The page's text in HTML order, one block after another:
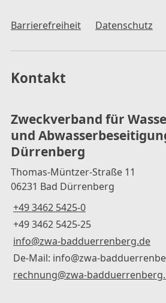
Barrierefreiheit Datenschutz
Kontakt
Zweckverband für
und
Dürrenberg
Thomas-Müntzer-Straße 11
06231 Bad Dürrenberg
+49 3462 5425-0
+49 3462 5425-25
info@zwa-badduerrenberg.de
De-Mail: info@zwa-
rechnung@zwa-